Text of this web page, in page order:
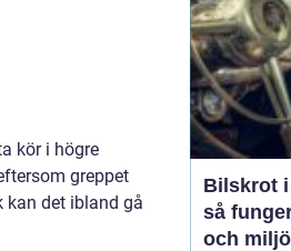
kör i högre
greppet
kan det ibland gå
Bilskrot
så
och